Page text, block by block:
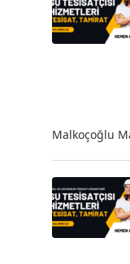
Malkoçoğlu